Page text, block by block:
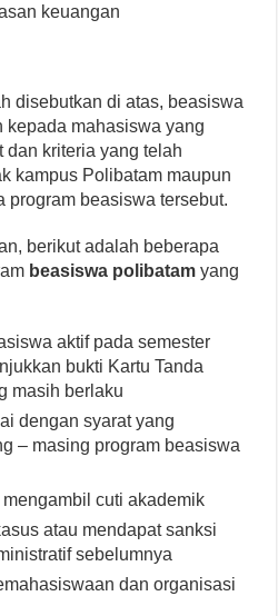
keuangan
disebutkan di atas, beasiswa
mahasiswa yang
dan kriteria yang telah
kampus Polibatam maupun
program beasiswa tersebut.
berikut adalah beberapa
beasiswa polibatam yang
aktif pada semester
bukti Kartu Tanda
masih berlaku
dengan syarat yang
– masing program beasiswa
cuti akademik
atau mendapat sanksi
sebelumnya
dan organisasi